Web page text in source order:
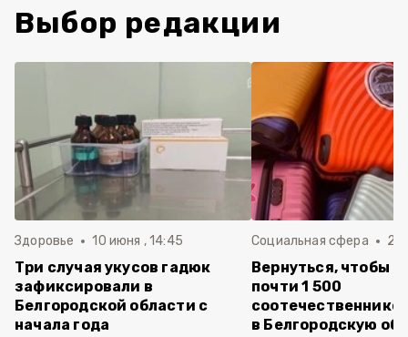
Выбор редакции
Здоровье 10 июня , 14:45
Три случая укусов гадюк
зафиксировали в
Белгородской области с
начала года
Социальная сфера 20
Вернуться, чтобы
почти 1 500
в Белгородскую